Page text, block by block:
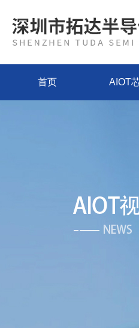
首页 AIOT